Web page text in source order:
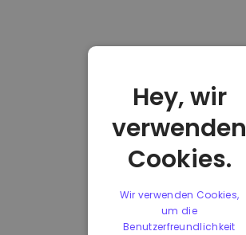
Hey, wir
verwenden
Cookies.
Wir verwenden Cookies,
um die
Benutzerfreundlichkeit